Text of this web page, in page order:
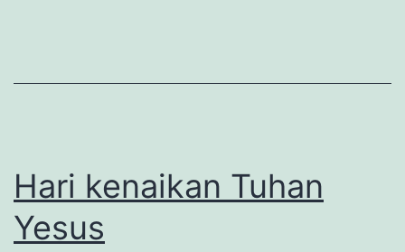
Hari kenaikan Tuhan
Yesus